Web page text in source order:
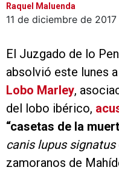
Raquel Maluenda
11 de diciembre de 2017
El Juzgado de lo
absolvió este lunes
Lobo Marley,
del lobo ibérico,
“casetas de la
canis lupus signatus
zamoranos de